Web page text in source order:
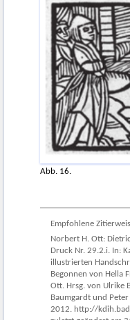
Abb. 16.
Empfohlene
Norbert H. Ott:
Druck Nr. 29.2.i. In:
illustrierten
Begonnen von Hella
Ott. Hrsg. von Ulrike
Baumgardt und
2012. http://